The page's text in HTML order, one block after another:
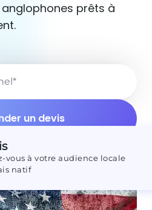
prêts à
*
vous à votre audience locale
natif